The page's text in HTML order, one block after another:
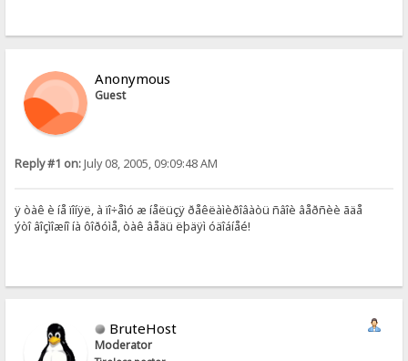
Anonymous
Guest
Reply #1 on:July 08, 2005, 09:09:48 AM
ÿ òàê è íå ïîíÿë, à ïî÷åìó æ íåëüçÿ ðåêëàìèðîâàòü ñâîè âåðñèè ãäå
ýòî âîçìîæíî íà ôîðóìå, òàê âåäü ëþäÿì óäîáíåé!
BruteHost
Moderator